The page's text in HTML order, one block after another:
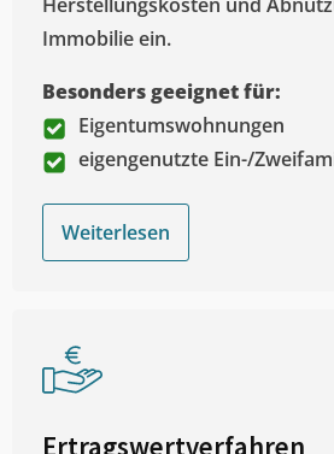
Immobilie ein.
Besonders geeignet für:
Eigentumswohnungen
eigengenutzte Ein-/
Weiterlesen
Ertragswertverfahren